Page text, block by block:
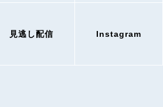
見逃し配信 Instagram